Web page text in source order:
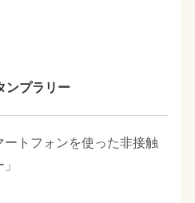
ンプラリー
ートフォンを使った非接触